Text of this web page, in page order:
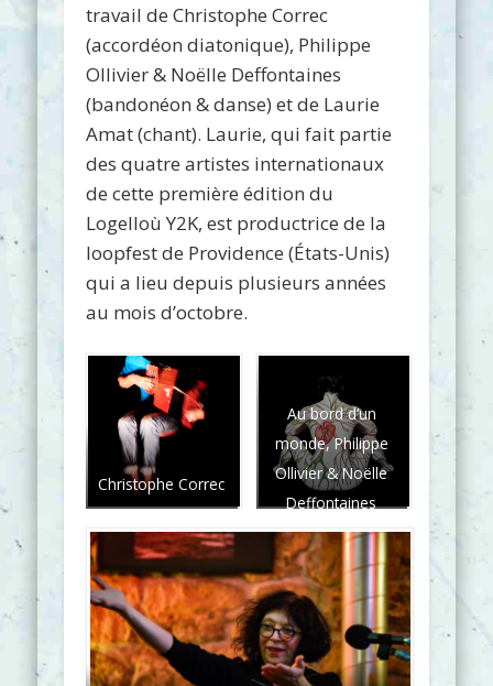
travail de Christophe Correc
(accordéon diatonique), Philippe
Ollivier & Noëlle Deffontaines
(bandonéon & danse) et de Laurie
Amat (chant). Laurie, qui fait partie
des quatre artistes internationaux
de cette première édition du
Logelloù Y2K, est productrice de la
loopfest de Providence (États-Unis)
qui a lieu depuis plusieurs années
au mois d’octobre.
Christophe Correc
Au bord d’un
monde, Philippe
Ollivier & Noëlle
Deffontaines